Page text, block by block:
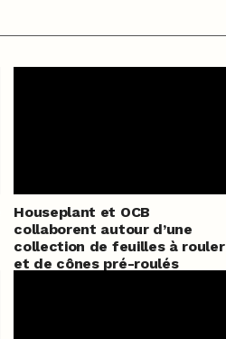
Houseplant et OCB
collaborent autour d’une
collection de feuilles à rouler
et de cônes pré-roulés